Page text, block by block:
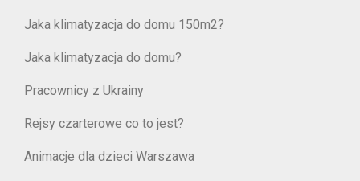
Jaka klimatyzacja do domu 150m2?
Jaka klimatyzacja do domu?
Pracownicy z Ukrainy
Rejsy czarterowe co to jest?
Animacje dla dzieci Warszawa